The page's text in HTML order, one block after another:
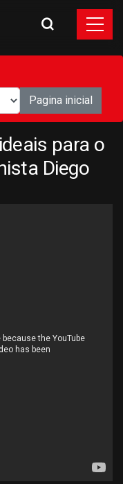
Pagina inicial
para o
Diego